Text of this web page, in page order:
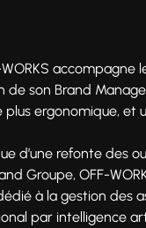
accompagne
de son Brand
plus ergonomique, et
d’une refonte des
Groupe, OFF-
à la gestion des
par intelligence